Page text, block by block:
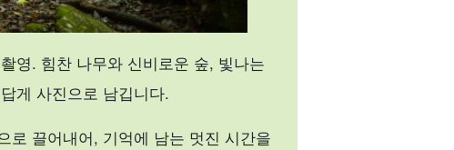
영. 힘찬 나무와 신비로운 숲, 빛나는
게 사진으로 남깁니다.
로 끌어내어, 기억에 남는 멋진 시간을